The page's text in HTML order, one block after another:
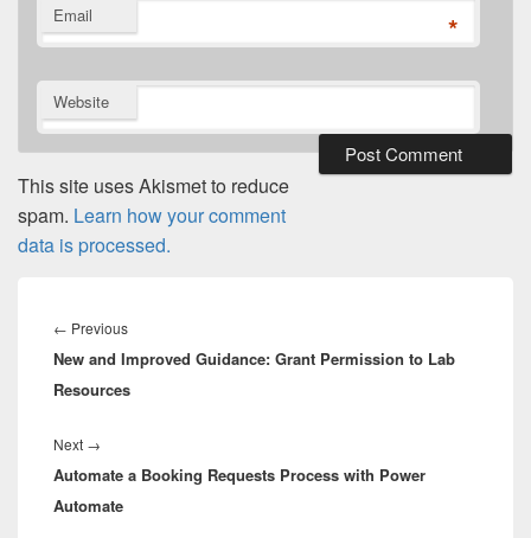
Email *
Website
This site uses Akismet to reduce
spam. Learn how your comment
data is processed.
navigation
← PreviousPrevious
post:
New and Improved Guidance: Grant Permission to Lab
Resources
Next →
post:
Automate a Booking Requests Process with Power
Automate